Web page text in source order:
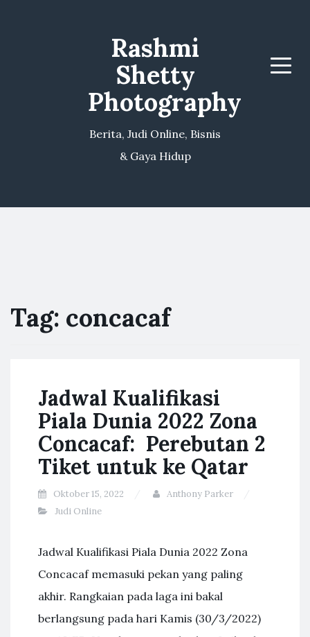
Rashmi
Shetty
Photography
Berita, Judi Online, Bisnis
& Gaya Hidup
Menu
Tag: concacaf
Jadwal Kualifikasi
Piala Dunia 2022 Zona
Concacaf: Perebutan 2
Tiket untuk ke Qatar
Oktober 15, 2022
Anthony Parker
Judi Online
Jadwal Kualifikasi Piala Dunia 2022 Zona
Concacaf memasuki pekan yang paling
akhir. Rangkaian pada laga ini bakal
berlangsung pada hari Kamis (30/3/2022)